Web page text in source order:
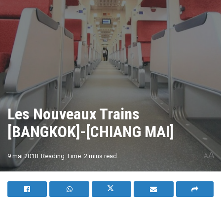
Les Nouveaux Trains
[BANGKOK]-[CHIANG MAI]
9 mai 2018 Reading Time: 2 mins read AA